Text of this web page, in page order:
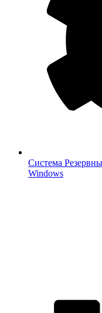
Система
Windows